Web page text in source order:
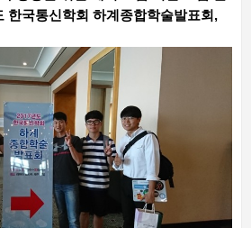
한국통신학회 하계종합학술발표회,